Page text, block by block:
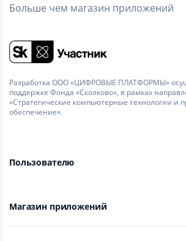
Больше чем магазин приложений
Разработка ООО «ЦИФРОВЫЕ ПЛАТФОРМЫ»
поддержке Фонда «Сколково», в рамках
«Стратегические компьютерные технологии и
обеспечение».
Пользователю
Магазин приложений